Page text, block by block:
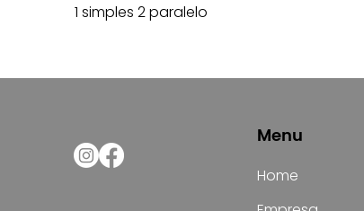
1 simples 2 paralelo
Menu
Home